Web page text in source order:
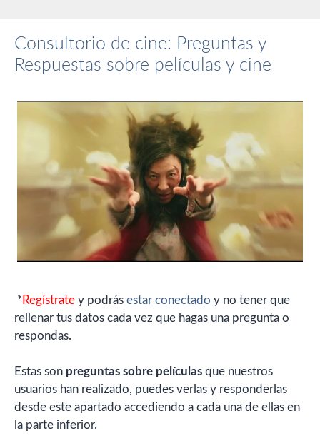
Consultorio de cine: Preguntas y
Respuestas sobre películas y cine
* Regístrate y podrás estar conectado y no tener que
rellenar tus datos cada vez que hagas una pregunta o
respondas.
Estas son preguntas sobre películas que nuestros
usuarios han realizado, puedes verlas y responderlas
desde este apartado accediendo a cada una de ellas en
la parte inferior.